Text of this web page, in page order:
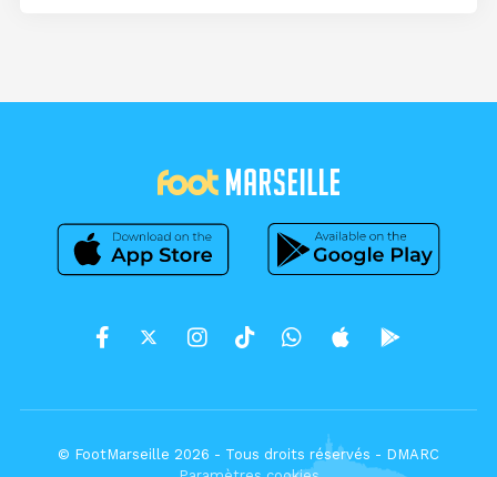
© FootMarseille 2026 - Tous droits réservés - DMARC